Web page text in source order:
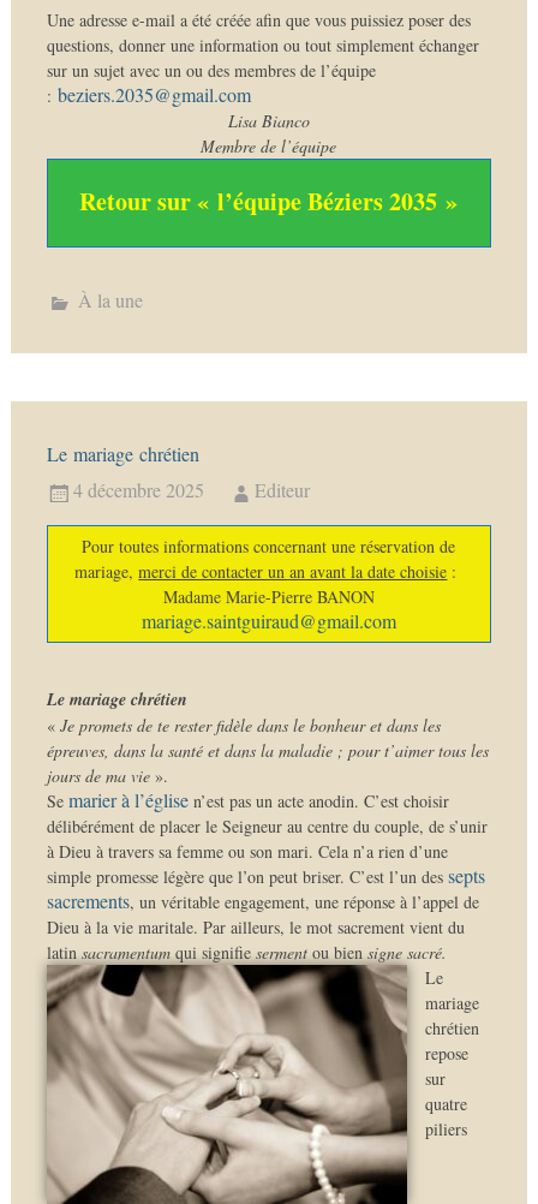
Une adresse e-mail a été créée afin que vous puissiez poser des
questions, donner une information ou tout simplement échanger
sur un sujet avec un ou des membres de l’équipe
: beziers.2035@gmail.com
Lisa Bianco
Membre de l’équipe
Retour sur « l’équipe Béziers 2035 »
À la une
Le mariage chrétien
4 décembre 2025
Editeur
Pour toutes informations concernant une réservation de
mariage,merci de contacter un an avant la date choisie :
Madame Marie-Pierre BANON
mariage.saintguiraud@gmail.com
Le mariage chrétien
«Je promets de te rester fidèle dans le bonheur et dans les
épreuves, dans la santé et dans la maladie ; pour t’aimer tous les
jours de ma vie ».
Se marier à l’églisen’est pas un acte anodin. C’est choisir
délibérément de placer le Seigneur au centre du couple, de s’unir
à Dieu à travers sa femme ou son mari. Cela n’a rien d’une
simple promesse légère que l’on peut briser. C’est l’un dessepts
sacrements, un véritable engagement, une réponse à l’appel de
Dieu à la vie maritale. Par ailleurs, le mot sacrement vient du
latin sacramentumqui signifie sermentou bien signe sacré.
Le
mariage
chrétien
repose
sur
quatre
piliers